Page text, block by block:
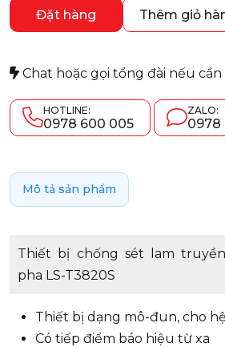
Đặt hàng Thêm giỏ
Chat hoặc gọi tổng đài nếu
HOTLINE:
0978 600 005
ZALO:
0978
Mô tả sản phẩm
Thiết bị chống sét lam
pha LS-T3820S
Thiết bị dạng mô-đun, cho
Có tiếp điểm báo hiệu từ xa